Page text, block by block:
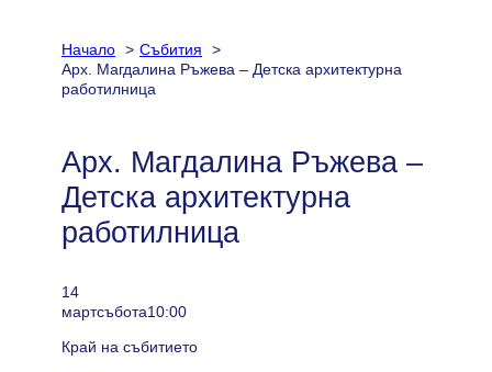
Начало
Събития
Арх. Магдалина Ръжева – Детска архитектурна
работилница
Арх. Магдалина Ръжева –
Детска архитектурна
работилница
14
мартсъбота10:00
Край на събитието